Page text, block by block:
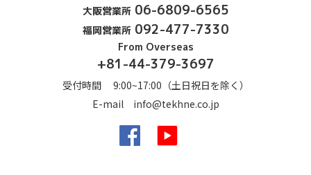
大阪営業所 06-6809-6565
福岡営業所 092-477-7330
From Overseas
+81-44-379-3697
受付時間 9:00~17:00（土日祝日を除く）
E-mail info@tekhne.co.jp
Facebook